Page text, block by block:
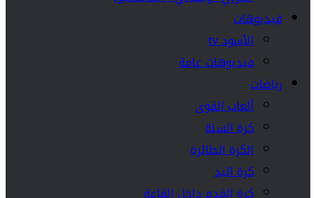
فيديوهات
الأسود tv
فيديوهات عامة
رياضات
ألعاب القوى
كرة السلة
الكرة الطائرة
كرة اليد
كرة القدم داخل القاعة